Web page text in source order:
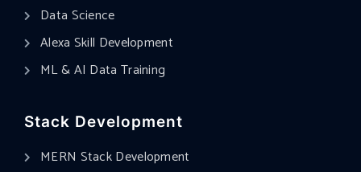
Data Science
Alexa Skill Development
ML & AI Data Training
Stack Development
MERN Stack Development